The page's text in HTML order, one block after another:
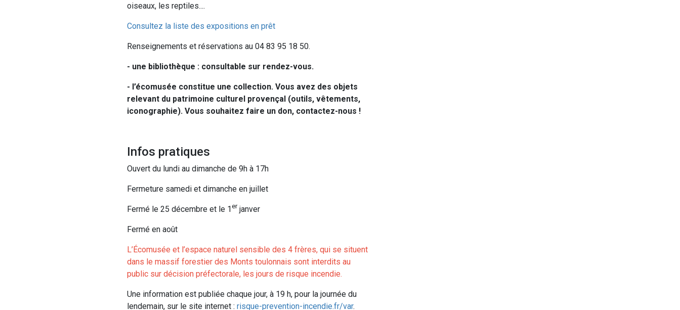
oiseaux, les reptiles....
Consultez la liste des expositions en prêt
Renseignements et réservations au 04 83 95 18 50.
- une bibliothèque : consultable sur rendez-vous.
- l’écomusée constitue une collection. Vous avez des objets
relevant du patrimoine culturel provençal (outils, vêtements,
iconographie). Vous souhaitez faire un don, contactez-nous !
Infos pratiques
Ouvert du lundi au dimanche de 9h à 17h
Fermeture samedi et dimanche en juillet
Fermé le 25 décembre et le 1er janver
Fermé en août
L’Écomusée et l’espace naturel sensible des 4 frères, qui se situent
dans le massif forestier des Monts toulonnais sont interdits au
public sur décision préfectorale, les jours de risque incendie.
Une information est publiée chaque jour, à 19 h, pour la journée du
lendemain, sur le site internet : risque-prevention-incendie.fr/var.